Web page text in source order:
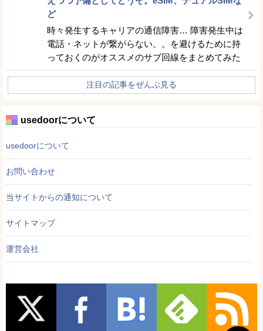
ど
時々発生するキャリアの通信障害… 障害発生中は
電話・ネットが繋がらない。。を避けるために持
っておくのがオススメのサブ回線をまとめてみた
注目の記事をぜんぶ見る
usedoorについて
usedoorについて
お問い合わせ
当サイトからの通知について
サイトマップ
運営会社